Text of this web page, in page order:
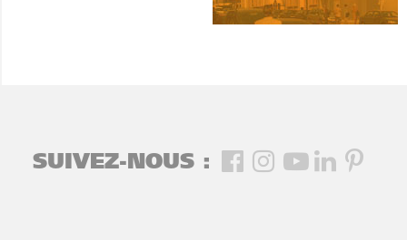
SUIVEZ-NOUS :